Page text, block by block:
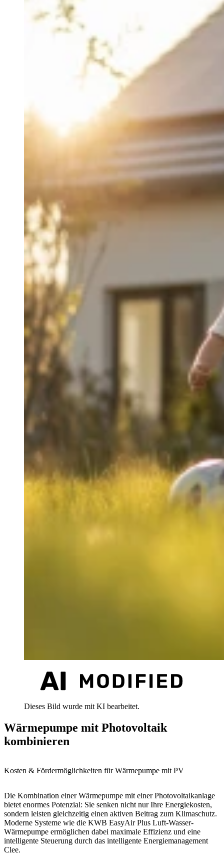
Dieses Bild wurde mit KI bearbeitet.
Wärmepumpe mit Photovoltaik
kombinieren
Kosten & Fördermöglichkeiten für Wärmepumpe mit PV
Die Kombination einer Wärmepumpe mit einer Photovoltaikanlage
bietet enormes Potenzial: Sie senken nicht nur Ihre Energiekosten,
sondern leisten gleichzeitig einen aktiven Beitrag zum Klimaschutz.
Moderne Systeme wie die KWB EasyAir Plus Luft-Wasser-
Wärmepumpe ermöglichen dabei maximale Effizienz und eine
intelligente Steuerung durch das intelligente Energiemanagement
Clee.